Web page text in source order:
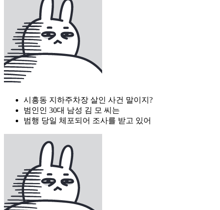
시흥동 지하주차장 살인 사건 말이지?
범인인 30대 남성 김 모 씨는
범행 당일 체포되어 조사를 받고 있어